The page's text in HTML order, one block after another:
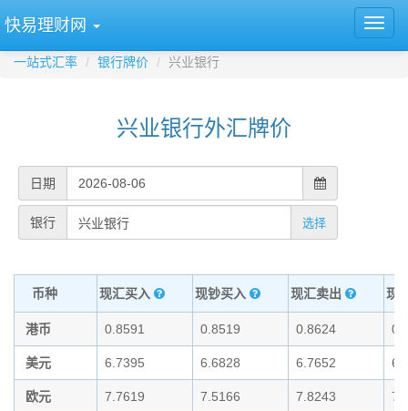
快易理财网
一站式汇率 银行牌价 兴业银行
兴业银行外汇牌价
日期
银行 选择
币种 现汇买入 现钞买入 现汇卖出 现
港币 0.8591 0.8519 0.8624
美元 6.7395 6.6828 6.7652
欧元 7.7619 7.5166 7.8243